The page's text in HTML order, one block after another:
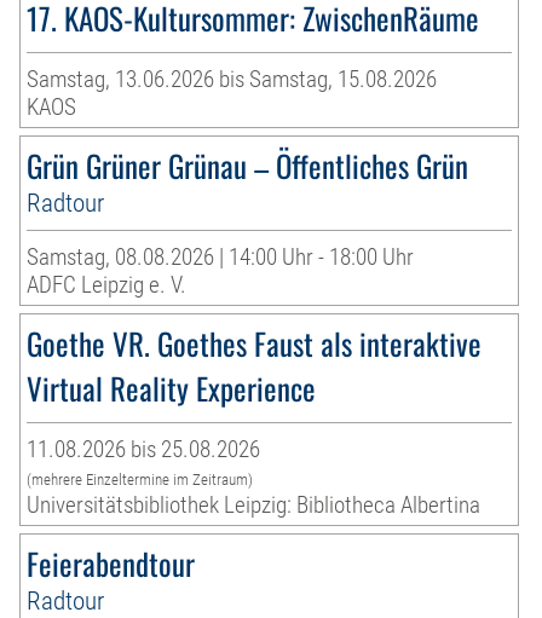
17. KAOS-Kultursommer: ZwischenRäume
Samstag, 13.06.2026 bis Samstag, 15.08.2026
KAOS
Grün Grüner Grünau – Öffentliches Grün
Radtour
Samstag, 08.08.2026 | 14:00 Uhr - 18:00 Uhr
ADFC Leipzig e. V.
Goethe VR. Goethes Faust als interaktive
Virtual Reality Experience
11.08.2026 bis 25.08.2026
(mehrere Einzeltermine im Zeitraum)
Universitätsbibliothek Leipzig: Bibliotheca Albertina
Feierabendtour
Radtour